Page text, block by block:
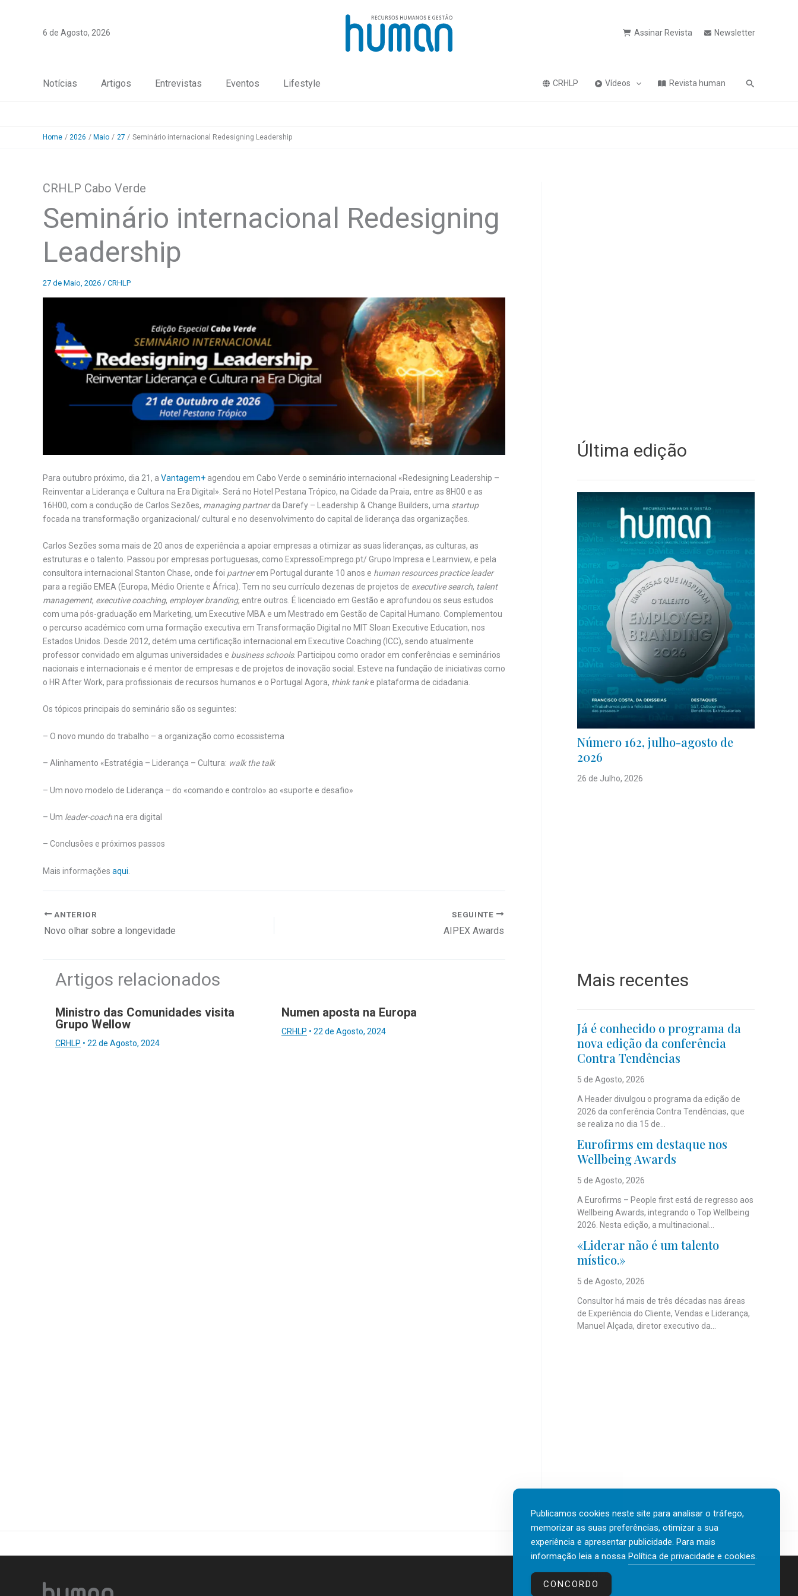
6 de Agosto, 2026 Assinar Revista Newsletter
Notícias Artigos Entrevistas Eventos Lifestyle CRHLP Vídeos Revista human Pesquisa
Home 2026 Maio 27 Seminário internacional Redesigning Leadership
CRHLP Cabo Verde
Seminário internacional Redesigning
Leadership
27 de Maio, 2026 / CRHLP
Para outubro próximo, dia 21, a Vantagem+ agendou em Cabo Verde o seminário internacional «Redesigning Leadership –
Reinventar a Liderança e Cultura na Era Digital». Será no Hotel Pestana Trópico, na Cidade da Praia, entre as 8H00 e as
16H00, com a condução de Carlos Sezões, managing partnerda Darefy – Leadership & Change Builders, uma startup
focada na transformação organizacional/ cultural e no desenvolvimento do capital de liderança das organizações.
Carlos Sezões soma mais de 20 anos de experiência a apoiar empresas a otimizar as suas lideranças, as culturas, as
estruturas e o talento. Passou por empresas portuguesas, como ExpressoEmprego.pt/ Grupo Impresa e Learnview, e pela
consultora internacional Stanton Chase, onde foi partnerem Portugal durante 10 anos e human resources practice leader
para a região EMEA (Europa, Médio Oriente e África). Tem no seu currículo dezenas de projetos de executive search, talent
management, executive coaching, employer branding, entre outros. É licenciado em Gestão e aprofundou os seus estudos
com uma pós-graduação em Marketing, um Executive MBA e um Mestrado em Gestão de Capital Humano. Complementou
o percurso académico com uma formação executiva em Transformação Digital no MIT Sloan Executive Education, nos
Estados Unidos. Desde 2012, detém uma certificação internacional em Executive Coaching (ICC), sendo atualmente
professor convidado em algumas universidades e business schools. Participou como orador em conferências e seminários
nacionais e internacionais e é mentor de empresas e de projetos de inovação social. Esteve na fundação de iniciativas como
o HR After Work, para profissionais de recursos humanos e o Portugal Agora, think tanke plataforma de cidadania.
Os tópicos principais do seminário são os seguintes:
– O novo mundo do trabalho – a organização como ecossistema
– Alinhamento «Estratégia – Liderança – Cultura: walk the talk
– Um novo modelo de Liderança – do «comando e controlo» ao «suporte e desafio»
– Um leader-coachna era digital
– Conclusões e próximos passos
Mais informações aqui
ANTERIOR
Novo olhar sobre a longevidade
SEGUINTE
AIPEX Awards
Artigos relacionados
Ministro das Comunidades visita
Grupo Wellow
CRHLP • 22 de Agosto, 2024
Numen aposta na Europa
CRHLP • 22 de Agosto, 2024
Última edição
Número 162, julho-agosto de
2026
26 de Julho, 2026
Mais recentes
Já é conhecido o programa da
nova edição da conferência
Contra Tendências
5 de Agosto, 2026
A Header divulgou o programa da edição de
2026 da conferência Contra Tendências, que
se realiza no dia 15 de...
Eurofirms em destaque nos
Wellbeing Awards
5 de Agosto, 2026
A Eurofirms – People first está de regresso aos
Wellbeing Awards, integrando o Top Wellbeing
2026. Nesta edição, a multinacional...
«Liderar não é um talento
místico.»
5 de Agosto, 2026
Consultor há mais de três décadas nas áreas
de Experiência do Cliente, Vendas e Liderança,
Manuel Alçada, diretor executivo da...
Contactos
Publicamos cookies neste site para analisar o tráfego,
memorizar as suas preferências, otimizar a sua
experiência e apresentar publicidade. Para mais
informação leia a nossa Política de privacidade e cookies.
CONCORDO